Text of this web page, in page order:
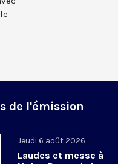
de l'émission
Jeudi 6 août 2026
Laudes et messe à